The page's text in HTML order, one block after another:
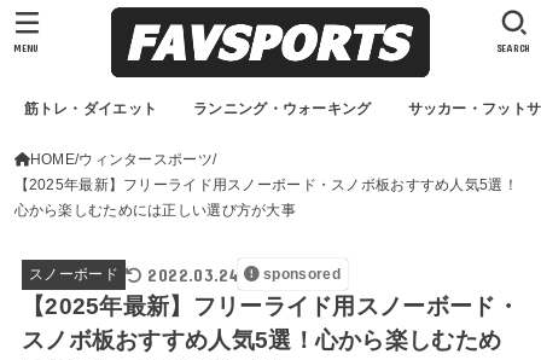
筋トレ・ダイエット ランニング・ウォーキング サッカー・フット
SEARCH
MENU
HOME ウィンタースポーツ
【2025年最新】フリーライド用スノーボード・スノボ板おすすめ人気5選！
心から楽しむためには正しい選び方が大事
スノーボード 2022.03.24 sponsored
【2025年最新】フリーライド用スノーボード・
スノボ板おすすめ人気5選！心から楽しむため